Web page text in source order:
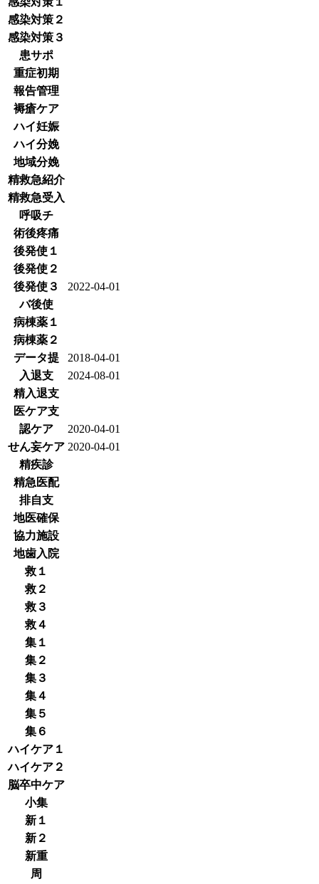
感染対策２
感染対策３
患サポ
重症初期
報告管理
褥瘡ケア
ハイ妊娠
ハイ分娩
地域分娩
精救急紹介
精救急受入
呼吸チ
術後疼痛
後発使１
後発使２
後発使３
2022-04-01
バ後使
病棟薬１
病棟薬２
データ提
2018-04-01
入退支
2024-08-01
精入退支
医ケア支
認ケア
2020-04-01
せん妄ケア 2020-04-01
精疾診
精急医配
排自支
地医確保
協力施設
地歯入院
救１
救２
救３
救４
集１
集２
集３
集４
集５
集６
ハイケア１
ハイケア２
脳卒中ケア
小集
新１
新２
新重
周